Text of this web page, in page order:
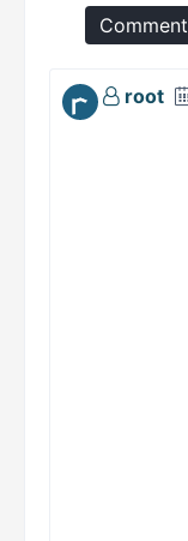
Comment
root